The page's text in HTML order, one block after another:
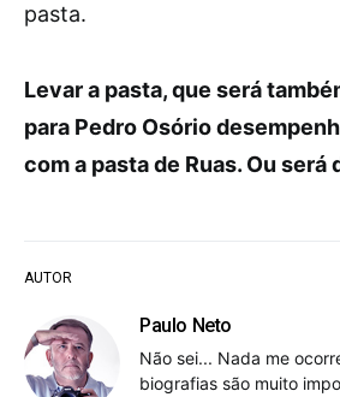
AUTOR
Paulo Neto
Não sei... Nada me
biografias são muito
pasta.
Levar a pasta, que será
para Pedro Osório
com a pasta de Ruas. Ou será